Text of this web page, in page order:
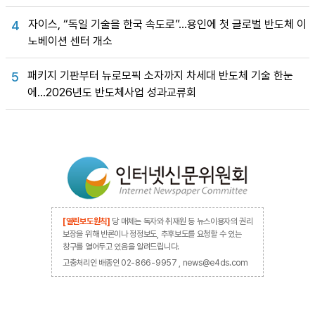
4
자이스, “독일 기술을 한국 속도로”…용인에 첫 글로벌 반도체 이
노베이션 센터 개소
5
패키지 기판부터 뉴로모픽 소자까지 차세대 반도체 기술 한눈
에…2026년도 반도체사업 성과교류회
[열린보도원칙] 당 매체는 독자와 취재원 등 뉴스이용자의 권리
보장을 위해 반론이나 정정보도, 추후보도를 요청할 수 있는
창구를 열어두고 있음을 알려드립니다.
고충처리인 배종인 02-866-9957 , news@e4ds.com